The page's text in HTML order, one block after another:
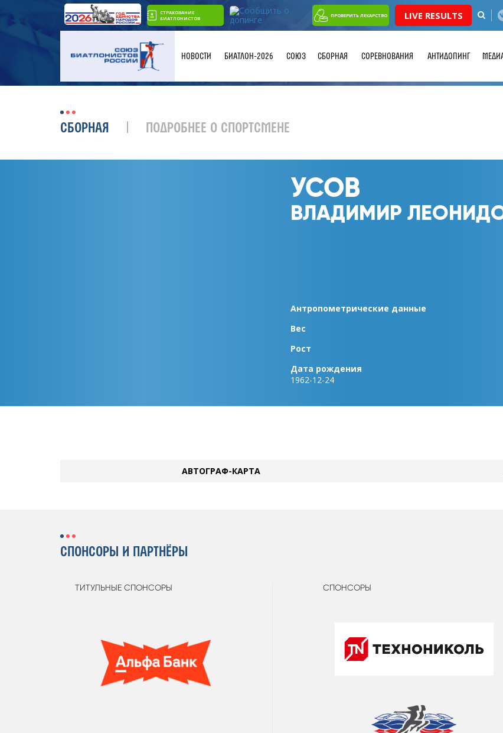
СТРАХОВАНИЕ
БИАТЛОНИСТОВ
ПРОВЕРИТЬ ЛЕКАРСТВО LIVE RESULTS
НОВОСТИ БИАТЛОН-2026 СОЮЗ СБОРНАЯ СОРЕВНОВАНИЯ АНТИДОПИНГ
СБОРНАЯ ПОДРОБНЕЕ О СПОРТСМЕНЕ
УСОВ
ВЛАДИМИР
Антропометрические данные
Вес
Рост
Дата рождения
1962-12-24
АВТОГРАФ-КАРТА
СПОНСОРЫ И ПАРТНЁРЫ
ТИТУЛЬНЫЕ СПОНСОРЫ СПОНСОРЫ